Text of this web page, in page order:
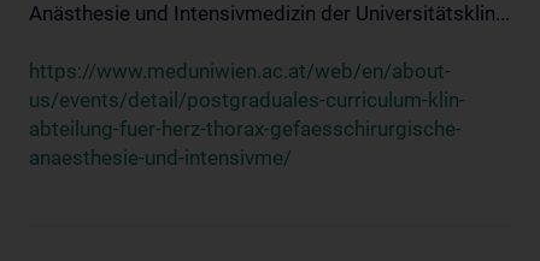
Anästhesie und Intensivmedizin der Universitätsklin...
https://www.meduniwien.ac.at/web/en/about-
us/events/detail/postgraduales-curriculum-klin-
abteilung-fuer-herz-thorax-gefaesschirurgische-
anaesthesie-und-intensivme/